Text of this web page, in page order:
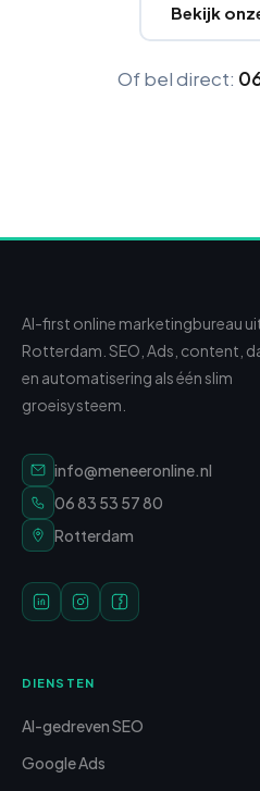
Bekijk
Of bel direct:
AI-first online marketingbureau
Rotterdam. SEO, Ads, content,
en automatisering als één slim
groeisysteem.
info@meneeronline.nl
06 83 53 57 80
Rotterdam
DIENSTEN
AI-gedreven SEO
Google Ads